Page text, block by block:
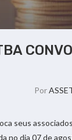
Por
seus
no dia 07 de